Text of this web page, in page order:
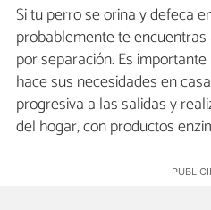
Si tu perro se orina y defeca
probablemente te
por separación. Es importante
hace sus necesidades en
progresiva a las salidas y
del hogar, con productos